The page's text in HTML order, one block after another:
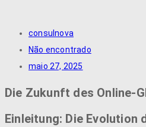
consulnova
Não encontrado
maio 27, 2025
Die Zukunft des Online-
Einleitung: Die Evolution